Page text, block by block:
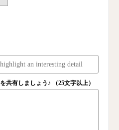
共有しましょう♪ （25文字以上）